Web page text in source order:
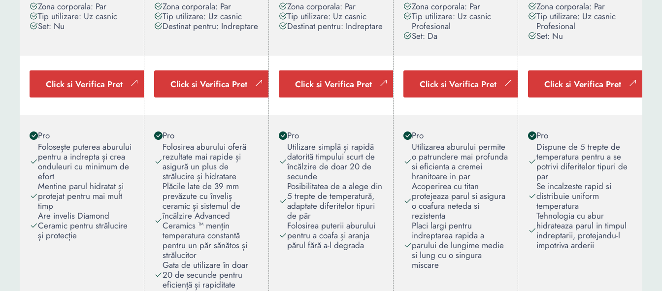
Zona corporala: Par
Tip utilizare: Uz casnic
Set: Nu
Click si Verifica Pret
Pro
Folosește puterea aburului
pentru a indrepta și crea
onduleuri cu minimum de
efort
Mentine parul hidratat și
protejat pentru mai mult
timp
Are invelis Diamond
Ceramic pentru strălucire
și protecție
Zona corporala: Par
Tip utilizare: Uz casnic
Destinat pentru: Indreptare
Click si Verifica Pret
Pro
Folosirea aburului oferă
rezultate mai rapide și
asigură un plus de
strălucire și hidratare
Plăcile late de 39 mm
prevăzute cu înveliș
ceramic și sistemul de
încălzire Advanced
Ceramics ™ mențin
temperatura constantă
pentru un păr sănătos și
strălucitor
Gata de utilizare în doar
20 de secunde pentru
eficiență și rapiditate
Zona corporala: Par
Tip utilizare: Uz casnic
Destinat pentru: Indreptare
Click si Verifica Pret
Pro
Utilizare simplă și rapidă
datorită timpului scurt de
încălzire de doar 20 de
secunde
Posibilitatea de a alege din
5 trepte de temperatură,
adaptate diferitelor tipuri
de păr
Folosirea puterii aburului
pentru a coafa și aranja
părul fără a-l degrada
Zona corporala: Par
Tip utilizare: Uz casnic
Profesional
Set: Da
Click si Verifica Pret
Pro
Utilizarea aburului permite
o patrundere mai profunda
si eficienta a cremei
hranitoare in par
Acoperirea cu titan
protejeaza parul si asigura
o coafura neteda si
rezistenta
Placi largi pentru
indreptarea rapida a
parului de lungime medie
si lung cu o singura
miscare
Zona corporala: Par
Tip utilizare: Uz casnic
Profesional
Set: Nu
Click si Verifica Pret
Pro
Dispune de 5 trepte de
temperatura pentru a se
potrivi diferitelor tipuri de
par
Se incalzeste rapid si
distribuie uniform
temperatura
Tehnologia cu abur
hidrateaza parul in timpul
indreptarii, protejandu-l
impotriva arderii